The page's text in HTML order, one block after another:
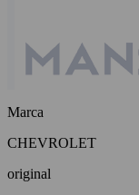
Marca
CHEVROLET
original